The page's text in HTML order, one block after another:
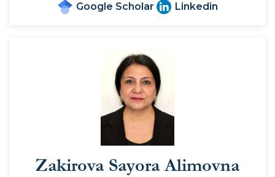
Google Scholar Linkedin
Zakirova Sayora Alimovna